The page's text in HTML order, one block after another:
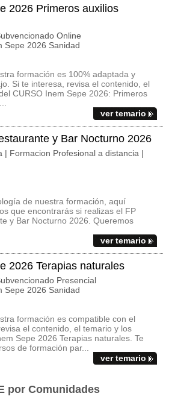
2026 Primeros auxilios
Online
Sepe 2026 Sanidad
formación es 100% adaptada y
Si te interesa, revisa el contenido, el
CURSO Inem Sepe 2026: Primeros
ver temario
y Bar Nocturno 2026
| Formacion Profesional a distancia |
de nuestra formación, aquí
que encontrarás si realizas el FP
y Bar Nocturno 2026. Queremos
ver temario
2026 Terapias naturales
Presencial
Sepe 2026 Sanidad
formación es compatible con el
el contenido, el temario y los
Sepe 2026 Terapias naturales. Te
de formación par...
ver temario
por Comunidades